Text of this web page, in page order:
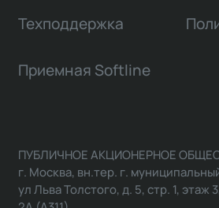
Техподдержка
Приемная Softline
ПУБЛИЧНОЕ АКЦИОНЕРНОЕ
г. Москва, вн.тер. г.
ул Льва Толстого, д. 5, стр. 1,